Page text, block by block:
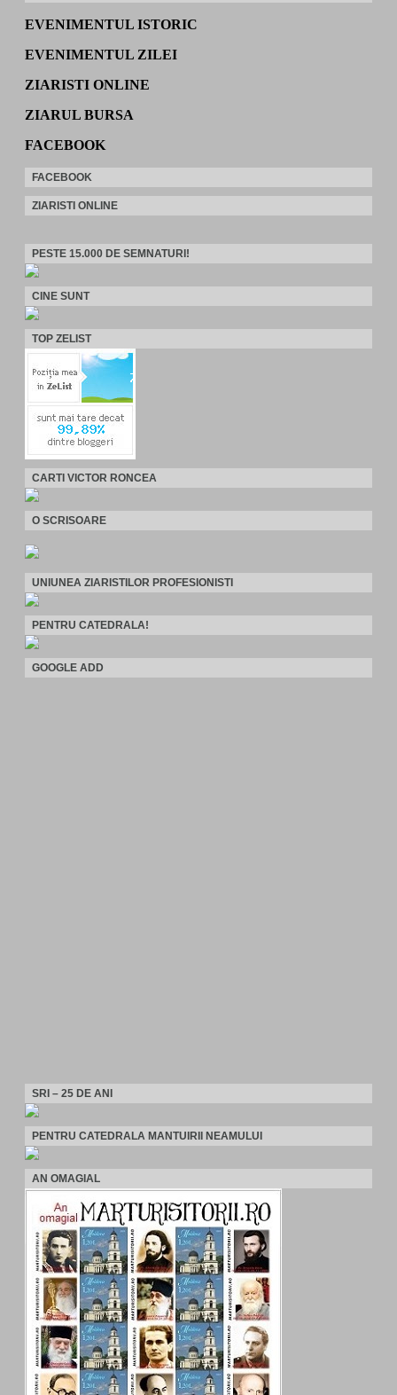
EVENIMENTUL ISTORIC
EVENIMENTUL ZILEI
ZIARISTI ONLINE
ZIARUL BURSA
FACEBOOK
FACEBOOK
ZIARISTI ONLINE
PESTE 15.000 DE SEMNATURI!
CINE SUNT
TOP ZELIST
CARTI VICTOR RONCEA
O SCRISOARE
UNIUNEA ZIARISTILOR PROFESIONISTI
PENTRU CATEDRALA!
GOOGLE ADD
SRI – 25 DE ANI
PENTRU CATEDRALA MANTUIRII NEAMULUI
AN OMAGIAL